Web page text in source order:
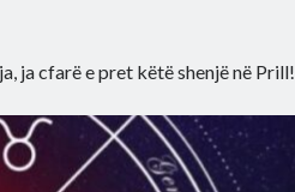
ja cfarë e pret këtë shenjë në Prill!